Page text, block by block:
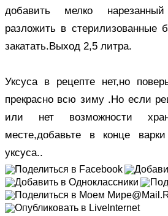
добавить мелко нарезанный
разложить в стерилизованные
закатать.Выход 2,5 литра.
Уксуса в рецепте нет,но
прекрасно всю зиму .Но если
или нет возможности
месте,добавьте в конце
уксуса..